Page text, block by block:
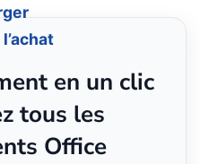
en un clic
tous les
Office